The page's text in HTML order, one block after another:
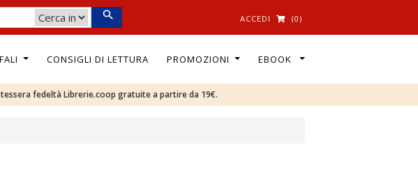
ACCEDI (0)
CONSIGLI DI LETTURA PROMOZIONI EBOOK
fedeltà Librerie.coop gratuite a partire da 19€.